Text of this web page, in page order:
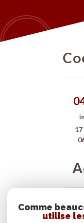
Comme
utilise